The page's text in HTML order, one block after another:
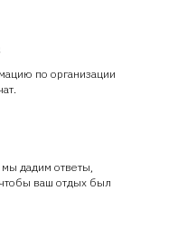
по организации
дадим ответы,
ваш отдых был